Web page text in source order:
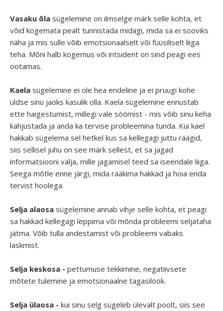
Vasaku õla sügelemine on ilmselge märk selle kohta, et
võid kogemata pealt tunnistada midagi, mida sa ei sooviks
näha ja mis sulle võib emotsionaalselt või füüsiliselt liiga
teha. Mõni halb kogemus või intsident on sind peagi ees
ootamas.
Kaela sügelemine ei ole hea endeline ja ei pruugi kohe
üldse sinu jaoks kasulik olla. Kaela sügelemine ennustab
ette haigestumist, millegi vale söömist - mis võib sinu keha
kahjustada ja anda ka tervise probleemina tunda. Kui kael
hakkab sügelema sel hetkel kus sa kellegagi juttu räägid,
siis sellisel juhu on see märk sellest, et sa jagad
informatsiooni välja, mille jagamisel teed sa iseendale liiga.
Seega mõtle enne järgi, mida rääkima hakkad ja hoia enda
tervist hoolega.
Selja alaosa sügelemine annab vihje selle kohta, et peagi
sa hakkad kellegagi leppima või mõnda probleemi seljataha
jätma. Võib tulla andestamist või probleemi vabaks
laskmist.
Selja keskosa - pettumuse tekkimine, negatiivsete
mõtete tulemine ja emotsionaalne tagasilöök.
Selja ülaosa - kui sinu selg sügeleb ülevalt poolt, siis see